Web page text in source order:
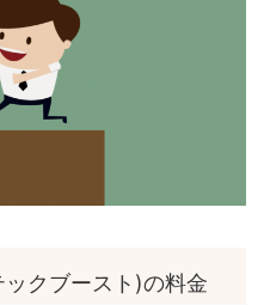
クブースト)の料金